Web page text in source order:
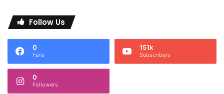
Follow Us
0
Fans
151k
Subscribers
0
Followers